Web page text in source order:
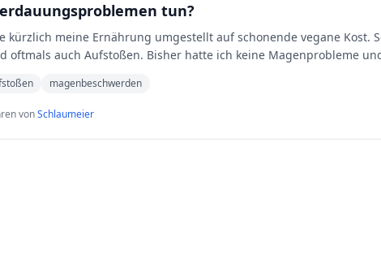
tun?
oftmals auch Aufstoßen. Bisher hatte ich keine Magenprobleme
magenbeschwerden
vonSchlaumeier